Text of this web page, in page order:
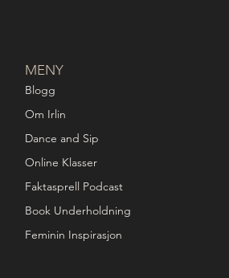
MENY
Blogg
Om Irlin
Dance and Sip
Online Klasser
Faktasprell Podcast
Book Underholdning
Feminin Inspirasjon